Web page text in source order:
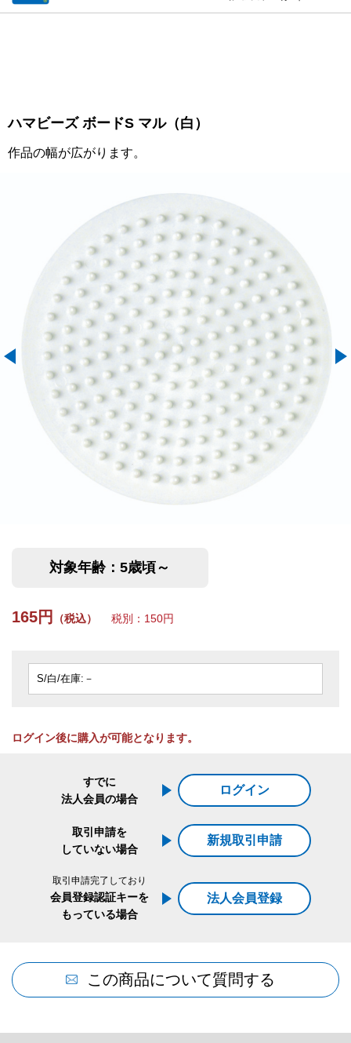
ハマビーズ ボードS マル（白）
作品の幅が広がります。
対象年齢：5歳頃～
165円 （税込） 税別：150円
ログイン後に購入が可能となります。
すでに
法人会員の場合
ログイン
取引申請を
していない場合
新規取引申請
取引申請完了しており
会員登録認証キーを
もっている場合
法人会員登録
この商品について質問する